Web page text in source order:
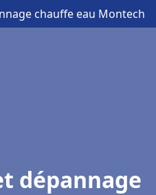
chauffe eau Montech
dépannage